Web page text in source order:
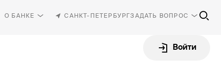
О БАНКЕ САНКТ-ПЕТЕРБУРГЗАДАТЬ ВОПРОС
Войти